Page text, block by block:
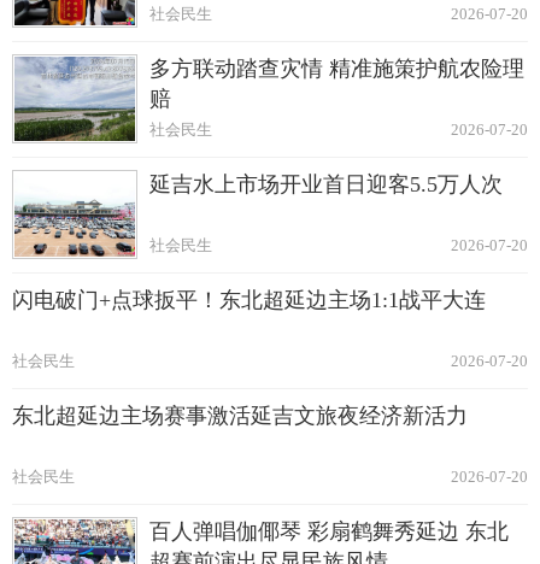
2026-07-20
社会民生
多方联动踏查灾情 精准施策护航农险理
赔
2026-07-20
社会民生
延吉水上市场开业首日迎客5.5万人次
2026-07-20
社会民生
闪电破门+点球扳平！东北超延边主场1:1战平大连
2026-07-20
社会民生
东北超延边主场赛事激活延吉文旅夜经济新活力
2026-07-20
社会民生
百人弹唱伽倻琴 彩扇鹤舞秀延边 东北